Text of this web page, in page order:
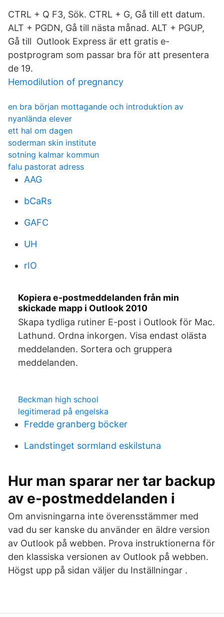
CTRL + Q F3, Sök. CTRL + G, Gå till ett datum.
ALT + PGDN, Gå till nästa månad. ALT + PGUP,
Gå till Outlook Express är ett gratis e-
postprogram som passar bra för att presentera
de 19.
Hemodilution of pregnancy
en bra början mottagande och introduktion av
nyanlända elever
ett hal om dagen
soderman skin institute
sotning kalmar kommun
falu pastorat adress
AAG
bCaRs
GAFC
UH
rIO
Kopiera e-postmeddelanden från min
skickade mapp i Outlook 2010
Skapa tydliga rutiner E-post i Outlook för Mac.
Lathund. Ordna inkorgen. Visa endast olästa
meddelanden. Sortera och gruppera
meddelanden.
Beckman high school
legitimerad på engelska
Fredde granberg böcker
Landstinget sormland eskilstuna
Hur man sparar ner tar backup
av e-postmeddelanden i
Om anvisningarna inte överensstämmer med
vad du ser kanske du använder en äldre version
av Outlook på webben. Prova instruktionerna för
den klassiska versionen av Outlook på webben.
Högst upp på sidan väljer du Inställningar .